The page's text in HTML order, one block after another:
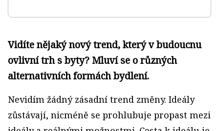
Vidíte nějaký nový trend, který v budoucnu
ovlivní trh s byty? Mluví se o různých
alternativních formách bydlení.
Nevidím žádný zásadní trend změny. Ideály
zůstávají, nicméně se prohlubuje propast mezi